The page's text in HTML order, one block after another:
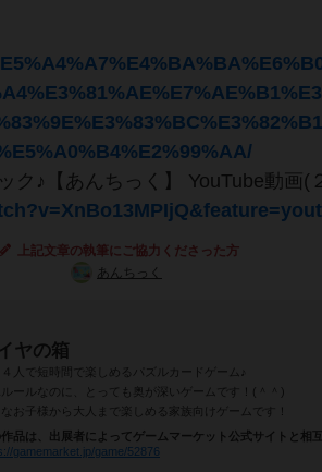
ク♪【あんちっく】 YouTube動画(
上記文章の執筆にご協力くださった方
あんちっく
ヤの箱
４人で短時間で楽しめるパズルカードゲーム♪
ルールなのに、とっても奥が深いゲームです！(＾＾)
お子様から大人まで楽しめる家族向けゲームです！
作品は、出展者によってゲームマーケット公式サイトと相
gamemarket.jp/game/52876